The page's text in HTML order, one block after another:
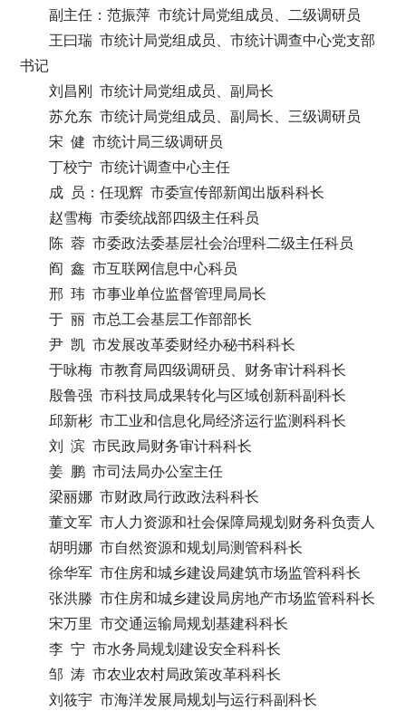
副主任：范振萍 市统计局党组成员、二级调研员
王曰瑞 市统计局党组成员、市统计调查中心党支部
书记
刘昌刚 市统计局党组成员、副局长
苏允东 市统计局党组成员、副局长、三级调研员
宋 健 市统计局三级调研员
丁校宁 市统计调查中心主任
成 员：任现辉 市委宣传部新闻出版科科长
赵雪梅 市委统战部四级主任科员
陈 蓉 市委政法委基层社会治理科二级主任科员
阎 鑫 市互联网信息中心科员
邢 玮 市事业单位监督管理局局长
于 丽 市总工会基层工作部部长
尹 凯 市发展改革委财经办秘书科科长
于咏梅 市教育局四级调研员、财务审计科科长
殷鲁强 市科技局成果转化与区域创新科副科长
邱新彬 市工业和信息化局经济运行监测科科长
刘 滨 市民政局财务审计科科长
姜 鹏 市司法局办公室主任
梁丽娜 市财政局行政政法科科长
董文军 市人力资源和社会保障局规划财务科负责人
胡明娜 市自然资源和规划局测管科科长
徐华军 市住房和城乡建设局建筑市场监管科科长
张洪滕 市住房和城乡建设局房地产市场监管科科长
宋万里 市交通运输局规划基建科科长
李 宁 市水务局规划建设安全科科长
邹 涛 市农业农村局政策改革科科长
刘筱宇 市海洋发展局规划与运行科副科长